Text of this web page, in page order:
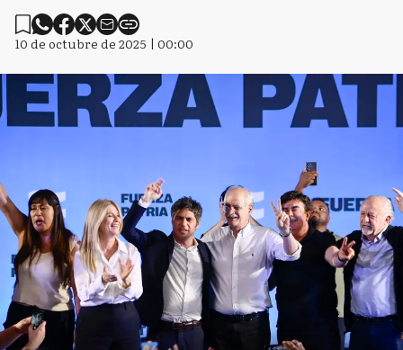
10 de octubre de 2025 | 00:00